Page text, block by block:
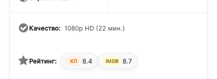
Качество: 1080p HD (22 мин.)
Рейтинг: КП 8.4 IMDB 8.7